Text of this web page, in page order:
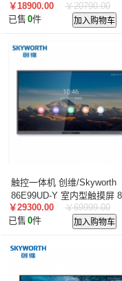
美松达/
￥18900.00
￥20790.00
已售 0件 加入购物车
触控一体机 创维/Skyworth
86E99UD-Y 室内型触摸屏
16:9 16G 2G 红外
￥29300.00
￥69999.00
已售 0件 加入购物车